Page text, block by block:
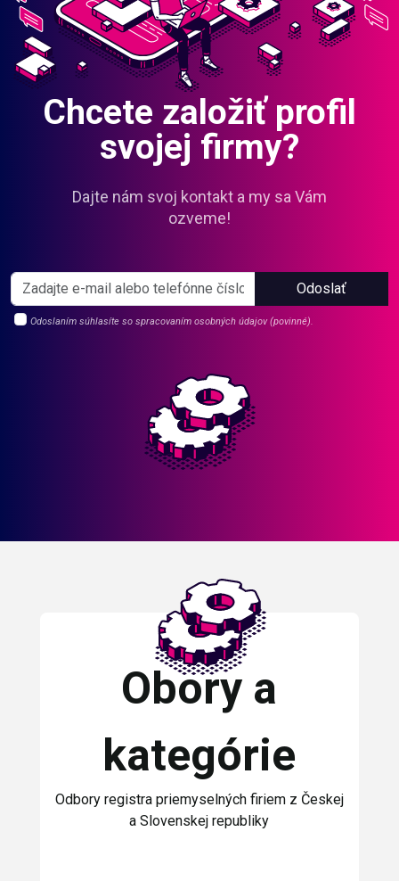
Chcete založiť profil
svojej firmy?
Dajte nám svoj kontakt a my sa Vám
ozveme!
Odoslať
Odoslaním súhlasíte so spracovaním osobných údajov (povinné).
Obory a
kategórie
Odbory registra priemyselných firiem z Českej
a Slovenskej republiky